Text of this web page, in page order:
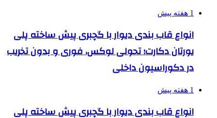
1 هفته پیش
انواع قاب بندی دیوار با گچبری پیش ساخته پلی
یورتان دکارت؛ تحولی لوکس، فوری و بدون تخریب
در دکوراسیون داخلی
1 هفته پیش
انواع قاب بندی دیوار با گچبری پیش ساخته پلی